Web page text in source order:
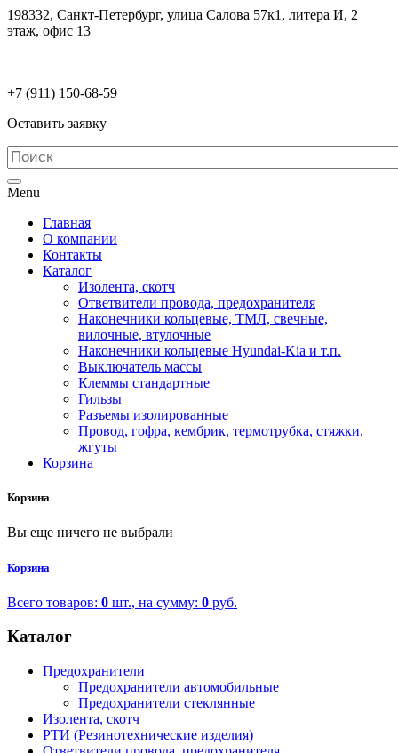
198332, Санкт-Петербург, улица Салова 57к1, литера И, 2
этаж, офис 13
+7 (911) 150-68-59
Оставить заявку
Menu
Главная
О компании
Контакты
Каталог
Изолента, скотч
Ответвители провода, предохранителя
Наконечники кольцевые, ТМЛ, свечные,
вилочные, втулочные
Наконечники кольцевые Hyundai-Kia и т.п.
Выключатель массы
Клеммы стандартные
Гильзы
Разъемы изолированные
Провод, гофра, кембрик, термотрубка, стяжки,
жгуты
Корзина
Корзина
Вы еще ничего не выбрали
Корзина
Всего товаров: 0 шт., на сумму: 0 руб.
Каталог
Предохранители
Предохранители автомобильные
Предохранители стеклянные
Изолента, скотч
РТИ (Резинотехнические изделия)